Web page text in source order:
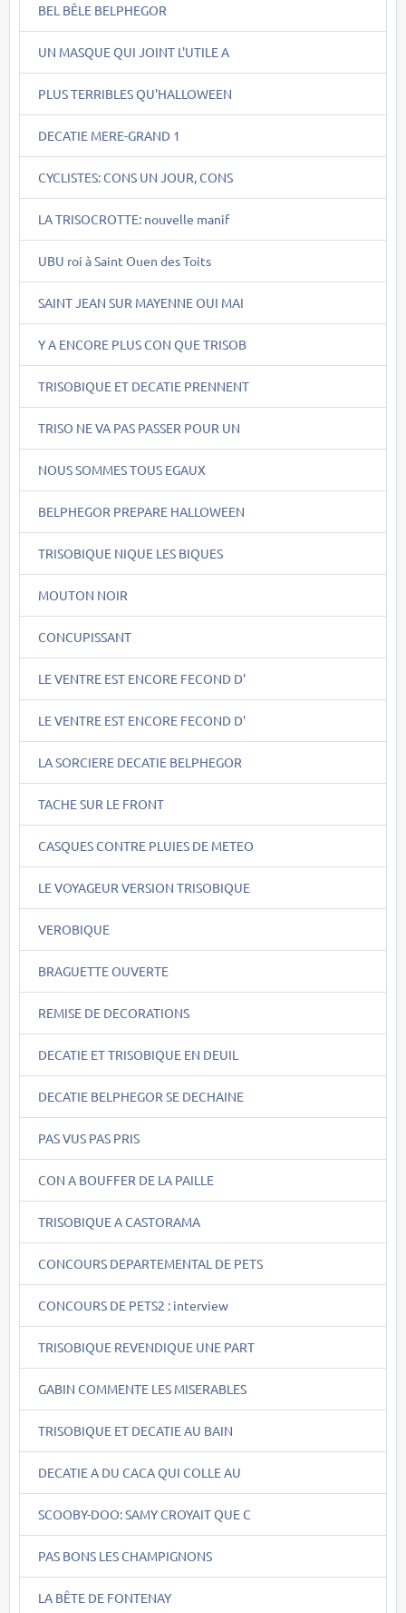
BEL BÊLE BELPHEGOR
UN MASQUE QUI JOINT L'UTILE A
PLUS TERRIBLES QU'HALLOWEEN
DECATIE MERE-GRAND 1
CYCLISTES: CONS UN JOUR, CONS
LA TRISOCROTTE: nouvelle manif
UBU roi à Saint Ouen des Toits
SAINT JEAN SUR MAYENNE OUI MAI
Y A ENCORE PLUS CON QUE TRISOB
TRISOBIQUE ET DECATIE PRENNENT
TRISO NE VA PAS PASSER POUR UN
NOUS SOMMES TOUS EGAUX
BELPHEGOR PREPARE HALLOWEEN
TRISOBIQUE NIQUE LES BIQUES
MOUTON NOIR
CONCUPISSANT
LE VENTRE EST ENCORE FECOND D'
LE VENTRE EST ENCORE FECOND D'
LA SORCIERE DECATIE BELPHEGOR
TACHE SUR LE FRONT
CASQUES CONTRE PLUIES DE METEO
LE VOYAGEUR VERSION TRISOBIQUE
VEROBIQUE
BRAGUETTE OUVERTE
REMISE DE DECORATIONS
DECATIE ET TRISOBIQUE EN DEUIL
DECATIE BELPHEGOR SE DECHAINE
PAS VUS PAS PRIS
CON A BOUFFER DE LA PAILLE
TRISOBIQUE A CASTORAMA
CONCOURS DEPARTEMENTAL DE PETS
CONCOURS DE PETS2 : interview
TRISOBIQUE REVENDIQUE UNE PART
GABIN COMMENTE LES MISERABLES
TRISOBIQUE ET DECATIE AU BAIN
DECATIE A DU CACA QUI COLLE AU
SCOOBY-DOO: SAMY CROYAIT QUE C
PAS BONS LES CHAMPIGNONS
LA BÊTE DE FONTENAY